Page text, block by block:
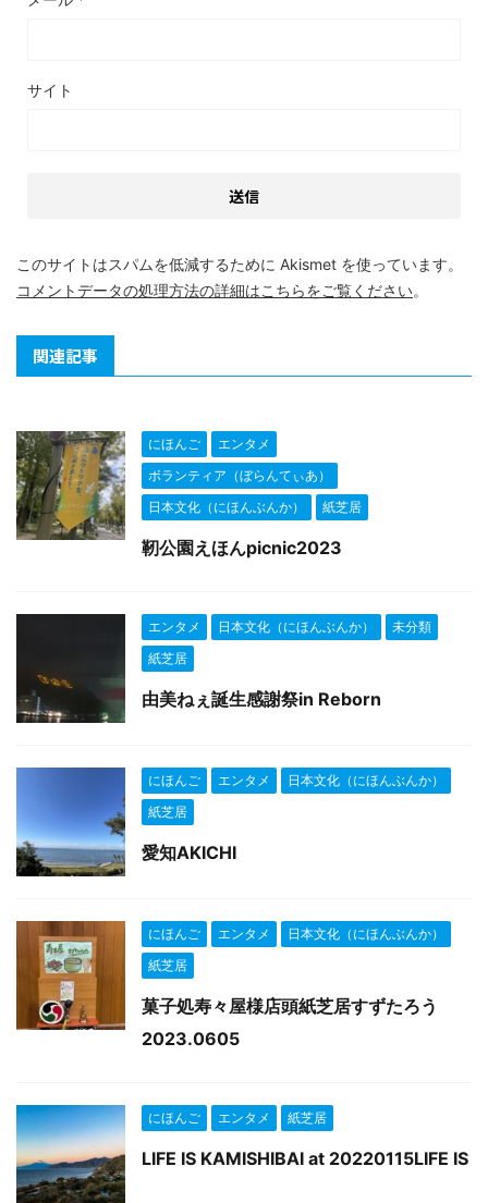
サイト
このサイトはスパムを低減するために Akismet を使っています。
コメントデータの処理方法の詳細はこちらをご覧ください。
関連記事
にほんご
エンタメ
ボランティア（ぼらんてぃあ）
日本文化（にほんぶんか）
紙芝居
靭公園えほんpicnic2023
エンタメ 日本文化（にほんぶんか）
未分類
紙芝居
由美ねぇ誕生感謝祭in Reborn
にほんご エンタメ
日本文化（にほんぶんか）
紙芝居
愛知AKICHI
にほんご エンタメ
日本文化（にほんぶんか）
紙芝居
菓子処寿々屋様店頭紙芝居すずたろう
2023.0605
にほんご エンタメ 紙芝居
LIFE IS KAMISHIBAI at 20220115LIFE IS